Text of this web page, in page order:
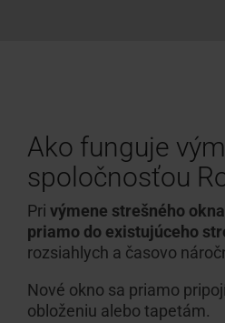
Ako funguje
spoločnosťou
Pri výmene strešného
priamo do existujúceho
rozsiahlych a časovo
Nové okno sa priamo
obloženiu alebo tapetám.